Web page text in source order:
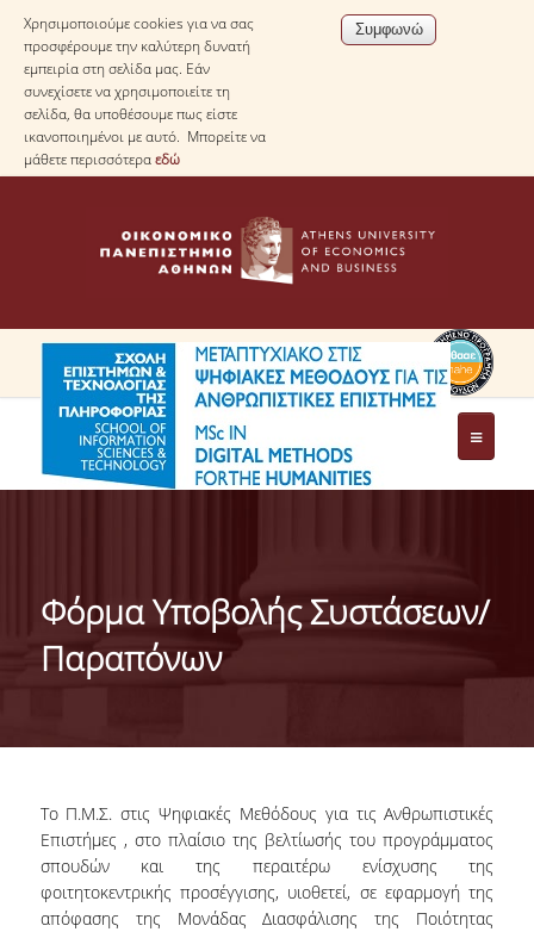
Χρησιμοποιούμε cookies για να σας
προσφέρουμε την καλύτερη δυνατή
εμπειρία στη σελίδα μας. Εάν
συνεχίσετε να χρησιμοποιείτε τη
σελίδα, θα υποθέσουμε πως είστε
ικανοποιημένοι με αυτό. Μπορείτε να
μάθετε περισσότεραεδώ
ΤΟ ΠΡΟΓΡΑΜΜΑ
ΜΑΘΗΣΙΑΚΑ ΑΠΟΤΕΛΕΣΜΑΤΑ
ΔΙΔΑΣΚΟΝΤΕΣ
ΚΑΝΟΝΙΣΜΟΣ ΣΠΟΥΔΩΝ
ΥΠΟΨΗΦΙΟΙ
Φόρμα Υποβολής Συστάσεων/
Παραπόνων
Το Π.Μ.Σ. στις Ψηφιακές Μεθόδους για τις Ανθρωπιστικές
Επιστήμες , στο πλαίσιο της βελτίωσής του προγράμματος
σπουδών και της περαιτέρω ενίσχυσης της
φοιτητοκεντρικής προσέγγισης, υιοθετεί, σε εφαρμογή της
απόφασης της Μονάδας Διασφάλισης της Ποιότητας